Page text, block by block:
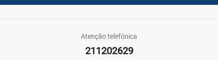
Praias
Atenção telefónica
211202629